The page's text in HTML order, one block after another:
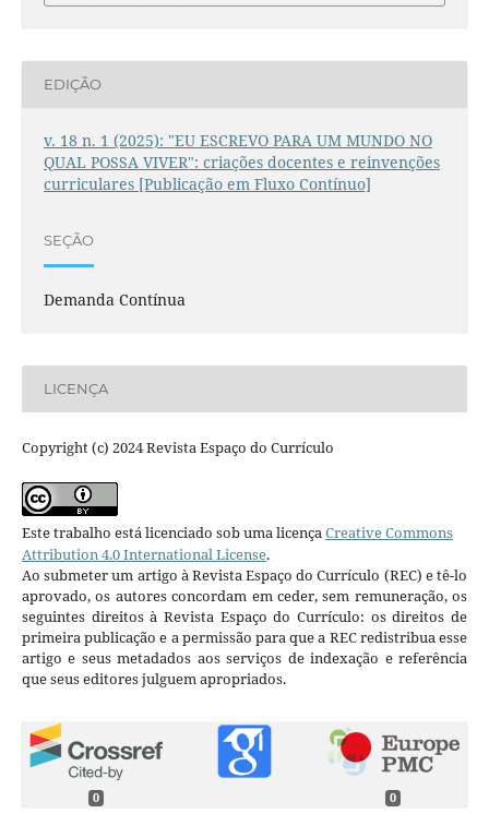
EDIÇÃO
v. 18 n. 1 (2025): "EU ESCREVO PARA UM MUNDO NO
QUAL POSSA VIVER": criações docentes e reinvenções
curriculares [Publicação em Fluxo Contínuo]
SEÇÃO
Demanda Contínua
LICENÇA
Copyright (c) 2024 Revista Espaço do Currículo
Este trabalho está licenciado sob uma licençaCreative Commons
Attribution 4.0 International License.
Ao submeter um artigo à Revista Espaço do Currículo (REC) e tê-lo
aprovado, os autores concordam em ceder, sem remuneração, os
seguintes direitos à Revista Espaço do Currículo: os direitos de
primeira publicação e a permissão para que a REC redistribua esse
artigo e seus metadados aos serviços de indexação e referência
que seus editores julguem apropriados.
0 0